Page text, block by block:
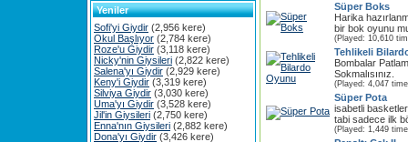
Yeniler
Sofi'yi Giydir (2,956 kere)
Okul Başlıyor (2,784 kere)
Roze'u Giydir (3,118 kere)
Nicky'nin Giysileri (2,822 kere)
Salena'yı Giydir (2,929 kere)
Keny'i Giydir (3,319 kere)
Silviya Giydir (3,030 kere)
Uma'yı Giydir (3,528 kere)
Jil'in Giysileri (2,750 kere)
Enna'nın Giysileri (2,882 kere)
Dona'yı Giydir (3,426 kere)
Süper Boks
Harika
bir bok oyunu
(Played: 10,610
Tehlikeli
Bombalar
Sokmalısınız.
(Played: 4,047
Süper Pota
isabetli
tabi sadece ilk
(Played: 1,449